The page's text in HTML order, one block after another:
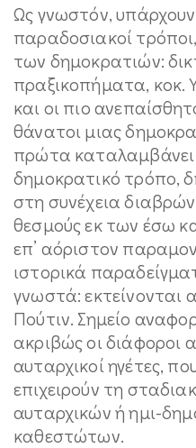
Ως γνωστόν,
παραδοσιακοί
των δημοκρατιών:
πραξικοπήματα, κοκ.
και οι πιο
θάνατοι μιας
πρώτα καταλαμβάνει
δημοκρατικό τρόπο,
στη συνέχεια
θεσμούς εκ των έσω
επ’ αόριστον
ιστορικά
γνωστά: εκτείνονται
Πούτιν. Σημείο
ακριβώς οι διάφοροι
αυταρχικοί ηγέτες,
επιχειρούν τη
αυταρχικών ή ημι-
καθεστώτων.